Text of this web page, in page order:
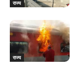
राज्य
राज्य